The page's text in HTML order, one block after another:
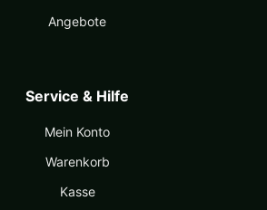
Angebote
Service & Hilfe
Mein Konto
Warenkorb
Kasse